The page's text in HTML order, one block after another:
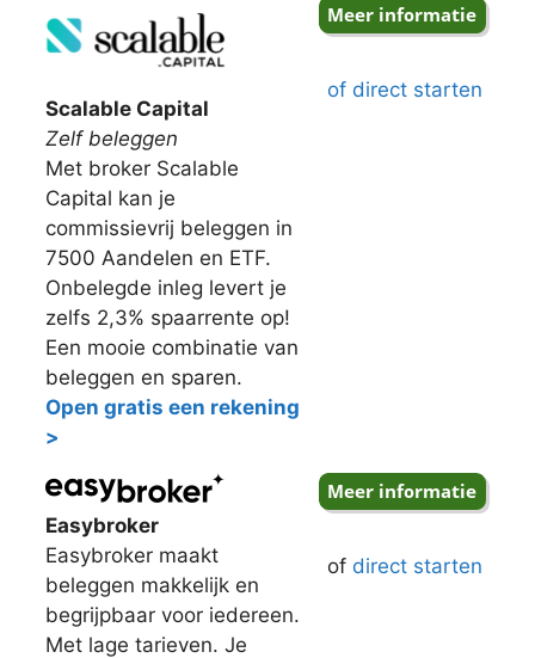
Scalable Capital
Zelf beleggen
Met broker Scalable
Capital kan je
commissievrij beleggen in
7500 Aandelen en ETF.
Onbelegde inleg levert je
zelfs 2,3% spaarrente op!
Een mooie combinatie van
beleggen en sparen.
Open gratis een rekening
>
of direct starten
Easybroker
Easybroker maakt
beleggen makkelijk en
begrijpbaar voor iedereen.
Met lage tarieven. Je
of direct starten